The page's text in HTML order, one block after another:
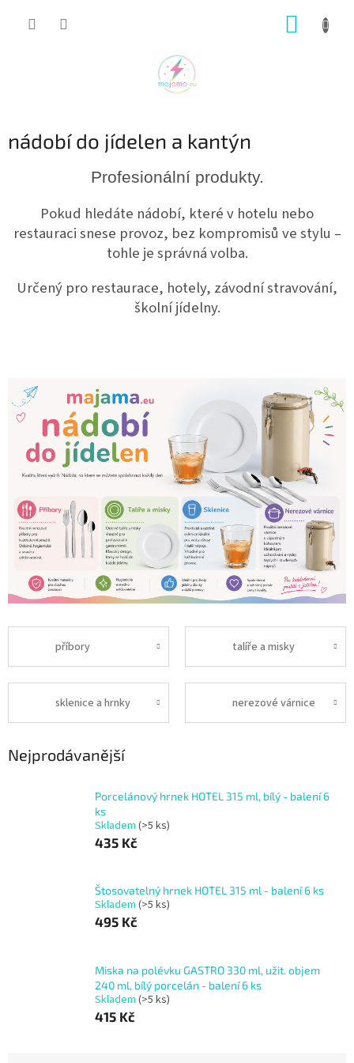
nádobí do jídelen a kantýn
Profesionální produkty.
Pokud hledáte nádobí, které v hotelu nebo
restauraci snese provoz, bez kompromisů ve stylu –
tohle je správná volba.
Určený pro restaurace, hotely, závodní stravování,
školní jídelny.
příbory talíře a misky
sklenice a hrnky nerezové várnice
Nejprodávanější
Porcelánový hrnek HOTEL 315 ml, bílý - balení 6
ks
Skladem (>5 ks)
435 Kč
Štosovatelný hrnek HOTEL 315 ml - balení 6 ks
Skladem (>5 ks)
495 Kč
Miska na polévku GASTRO 330 ml, užit. objem
240 ml, bílý porcelán - balení 6 ks
Skladem (>5 ks)
415 Kč